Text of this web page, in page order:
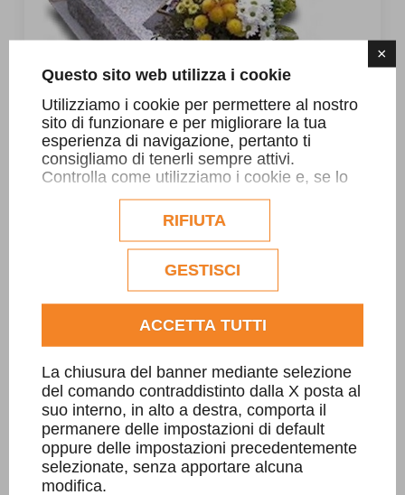
×
Questo sito web utilizza i cookie
Utilizziamo i cookie per permettere al nostro
sito di funzionare e per migliorare la tua
esperienza di navigazione, pertanto ti
consigliamo di tenerli sempre attivi.
Controlla come utilizziamo i cookie e, se lo
desideri, personalizzane la configurazione.
Eventuali cookie di profilazione o
commerciali verranno utilizzati
esclusivamente previa acquisizione del
consenso dell'utente.
Consulta l'informativa cookie completa.
RIFIUTA
GESTISCI
ACCETTA TUTTI
La chiusura del banner mediante selezione
del comando contraddistinto dalla X posta al
suo interno, in alto a destra, comporta il
permanere delle impostazioni di default
oppure delle impostazioni precedentemente
selezionate, senza apportare alcuna
modifica.
Tomba a terreno con cappelletta in Sienitea
spacco-spuntata